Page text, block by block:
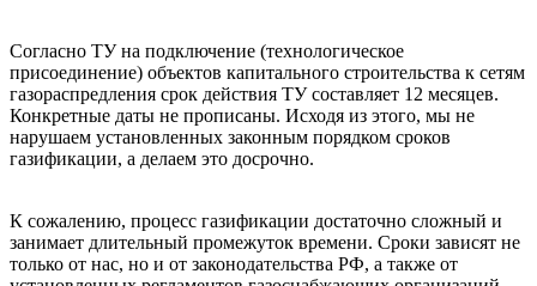
Согласно ТУ на подключение (технологическое
присоединение) объектов капитального строительства к сетям
газораспредления срок действия ТУ составляет 12 месяцев.
Конкретные даты не прописаны. Исходя из этого, мы не
нарушаем установленных законным порядком сроков
газификации, а делаем это досрочно.
К сожалению, процесс газификации достаточно сложный и
занимает длительный промежуток времени. Сроки зависят не
только от нас, но и от законодательства РФ, а также от